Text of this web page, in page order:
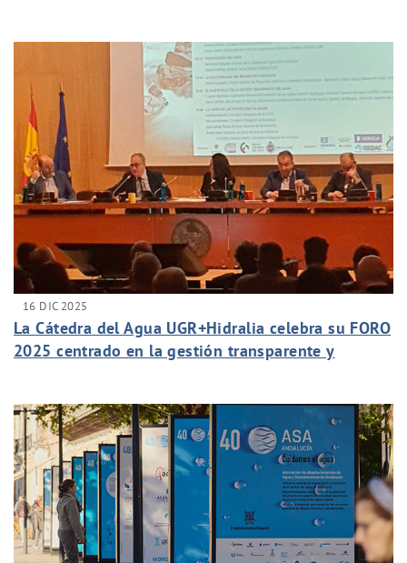
16 DIC 2025
La Cátedra del Agua UGR+Hidralia celebra su FORO
2025 centrado en la gestión transparente y